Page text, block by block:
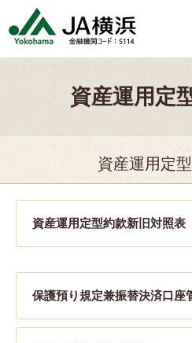
p
e
資産運用定
資産運用定
資産運用定型約款新旧対照表
保護預り規定兼振替決済口座